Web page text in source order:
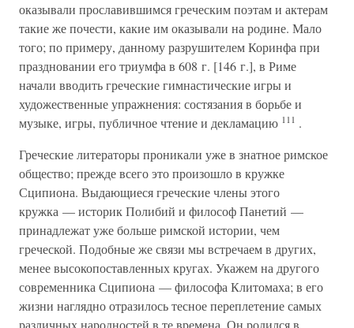
оказывали прославившимся греческим поэтам и актерам
такие же почести, какие им оказывали на родине. Мало
того; по примеру, данному разрушителем Коринфа при
праздновании его триумфа в 608 г. [146 г.], в Риме
начали вводить греческие гимнастические игры и
художественные упражнения: состязания в борьбе и
музыке, игры, публичное чтение и декламацию 111 .
Греческие литераторы проникали уже в знатное римское
общество; прежде всего это произошло в кружке
Сципиона. Выдающиеся греческие члены этого
кружка — историк Полибий и философ Панетий —
принадлежат уже больше римской истории, чем
греческой. Подобные же связи мы встречаем в других,
менее высокопоставленных кругах. Укажем на другого
современника Сципиона — философа Клитомаха; в его
жизни наглядно отразилось тесное переплетение самых
различных народностей в те времена. Он родился в